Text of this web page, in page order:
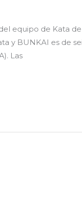
equipo de Kata
y BUNKAI es de
Las